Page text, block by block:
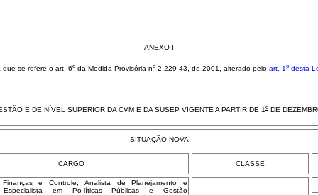
ANEXO I
que se refere o art. 6o da Medida Provisória no 2.229-43, de 2001, alterado pelo art. 1 o desta
E DE NÍVEL SUPERIOR DA CVM E DA SUSEP VIGENTE A PARTIR DE 1 o DE
SITUAÇÃO NOVA
CARGO CLASSE
e Controle, Analista de Planejamento e
Especialista em Po-líticas Públicas e Gestão